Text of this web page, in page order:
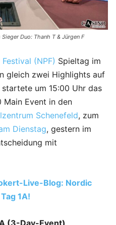
Duo: Thanh T & Jürgen F
(NPF) Spieltag im
gleich zwei Highlights auf
um 15:00 Uhr das
Main Event in den
Schenefeld, zum
Dienstag, gestern im
mit
Live-Blog: Nordic
1A!